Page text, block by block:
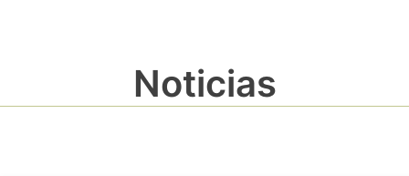
Noticias